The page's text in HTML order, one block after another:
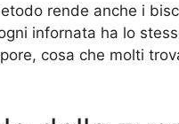
rende anche i
infornata ha lo
cosa che molti